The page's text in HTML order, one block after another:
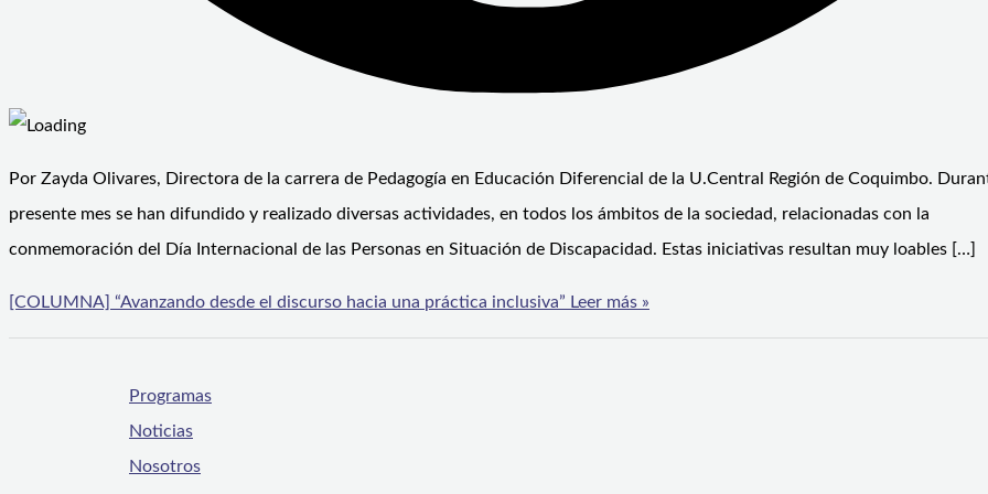
Por Zayda Olivares, Directora de la carrera de Pedagogía en Educación Diferencial de la U.Central Región de Coquimbo.
presente mes se han difundido y realizado diversas actividades, en todos los ámbitos de la sociedad, relacionadas con la
conmemoración del Día Internacional de las Personas en Situación de Discapacidad. Estas iniciativas resultan muy loables […]
[COLUMNA] “Avanzando desde el discurso hacia una práctica inclusiva” Leer más »
Programas
Noticias
Nosotros